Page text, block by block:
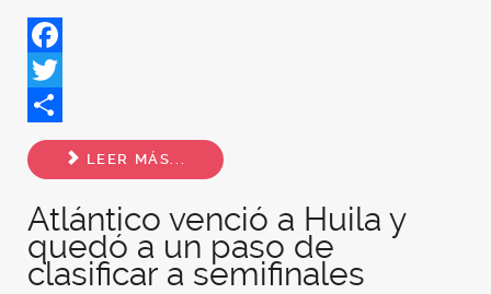
Facebook
Twitter
Share
LEER MÁS...
Atlántico venció a Huila y
quedó a un paso de
clasificar a semifinales